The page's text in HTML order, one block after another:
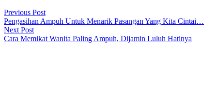
Previous Post
Pengasihan Ampuh Untuk Menarik Pasangan Yang Kita Cintai…
Next Post
Cara Memikat Wanita Paling Ampuh, Dijamin Luluh Hatinya